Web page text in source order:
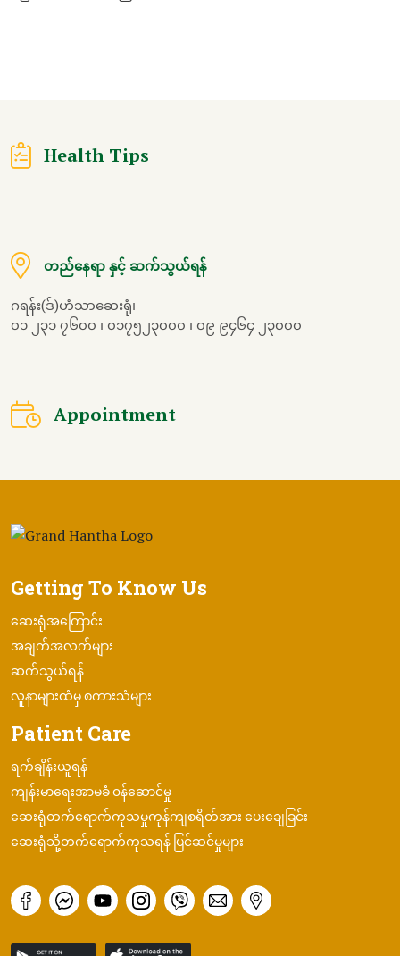
Health Tips
တည်နေရာ နှင့် ဆက်သွယ်ရန်
ဂရန်း(ဒ်)ဟံသာဆေးရုံ၊
၀၁ ၂၃၁ ၇၆၀၀ ၊ ၀၁၇၅၂၃၀၀၀ ၊ ၀၉ ၉၄၆၄ ၂၃၀၀၀
Appointment
Getting To Know Us
ဆေးရုံအကြောင်း
အချက်အလက်များ
ဆက်သွယ်ရန်
လူနာများထံမှ စကားသံများ
Patient Care
ရက်ချိန်းယူရန်
ကျန်းမာရေးအာမခံ ၀န်ဆောင်မှု
ဆေးရုံတက်ရောက်ကုသမှုကုန်ကျစရိတ်အား ပေးချေခြင်း
ဆေးရုံသို့တက်ရောက်ကုသရန် ပြင်ဆင်မှုများ